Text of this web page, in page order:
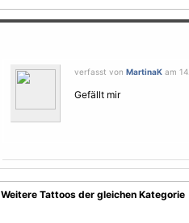
verfasst von MartinaK am
Gefällt mir
Weitere Tattoos der gleichen Kategorie